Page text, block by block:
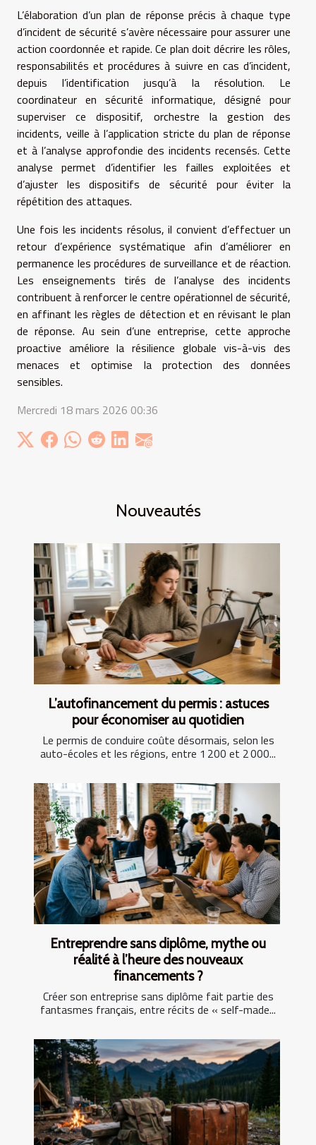
L’élaboration d’un plan de réponse précis à chaque type
d’incident de sécurité s’avère nécessaire pour assurer une
action coordonnée et rapide. Ce plan doit décrire les rôles,
responsabilités et procédures à suivre en cas d’incident,
depuis l’identification jusqu’à la résolution. Le
coordinateur en sécurité informatique, désigné pour
superviser ce dispositif, orchestre la gestion des
incidents, veille à l’application stricte du plan de réponse
et à l’analyse approfondie des incidents recensés. Cette
analyse permet d’identifier les failles exploitées et
d’ajuster les dispositifs de sécurité pour éviter la
répétition des attaques.
Une fois les incidents résolus, il convient d’effectuer un
retour d’expérience systématique afin d’améliorer en
permanence les procédures de surveillance et de réaction.
Les enseignements tirés de l’analyse des incidents
contribuent à renforcer le centre opérationnel de sécurité,
en affinant les règles de détection et en révisant le plan
de réponse. Au sein d’une entreprise, cette approche
proactive améliore la résilience globale vis-à-vis des
menaces et optimise la protection des données
sensibles.
Mercredi 18 mars 2026 00:36
Nouveautés
L’autofinancement du permis : astuces
pour économiser au quotidien
Le permis de conduire coûte désormais, selon les
auto-écoles et les régions, entre 1 200 et 2 000...
Entreprendre sans diplôme, mythe ou
réalité à l’heure des nouveaux
financements ?
Créer son entreprise sans diplôme fait partie des
fantasmes français, entre récits de « self-made...